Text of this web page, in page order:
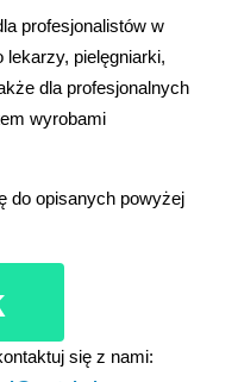
nawet podczas
serii DefiMax stosują
który
znacznie
włącznie z
przezskórnej.
nie jest wymagane
i użycie jako
profesjonalistów w
lekarzy, pielęgniarki,
dla profesjonalnych
wyrobami
do opisanych powyżej
się z nami: